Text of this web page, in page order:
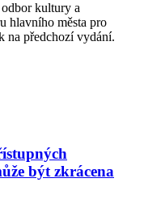
kultury a
hlavního města pro
na předchozí vydání.
být zkrácena